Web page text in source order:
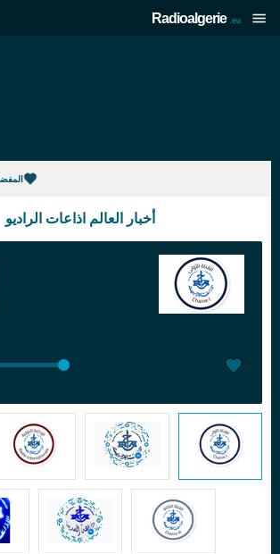
Radioalgerie .eu
أخبار العالم اذاعات الراديو